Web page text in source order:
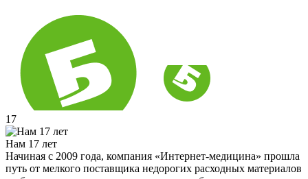
17
Нам 17 лет
Начиная с 2009 года, компания «Интернет-медицина» прошла
путь от мелкого поставщика недорогих расходных материалов